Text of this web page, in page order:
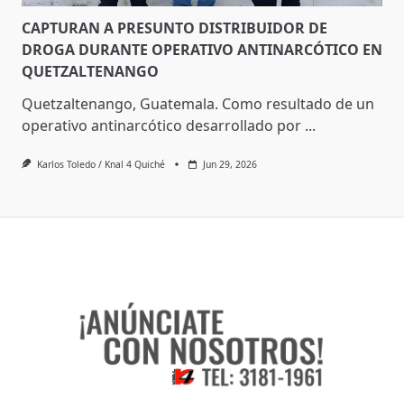
CAPTURAN A PRESUNTO DISTRIBUIDOR DE
DROGA DURANTE OPERATIVO ANTINARCÓTICO EN
QUETZALTENANGO
Quetzaltenango, Guatemala. Como resultado de un
operativo antinarcótico desarrollado por ...
Karlos Toledo / Knal 4 Quiché Jun 29, 2026